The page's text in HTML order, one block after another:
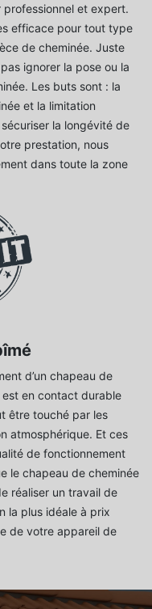
professionnel et expert.
efficace pour tout type
de cheminée. Juste
ignorer la pose ou la
Les buts sont : la
et la limitation
la longévité de
prestation, nous
dans toute la zone
d’un chapeau de
en contact durable
être touché par les
atmosphérique. Et ces
de fonctionnement
le chapeau de cheminée
réaliser un travail de
la plus idéale à prix
de votre appareil de